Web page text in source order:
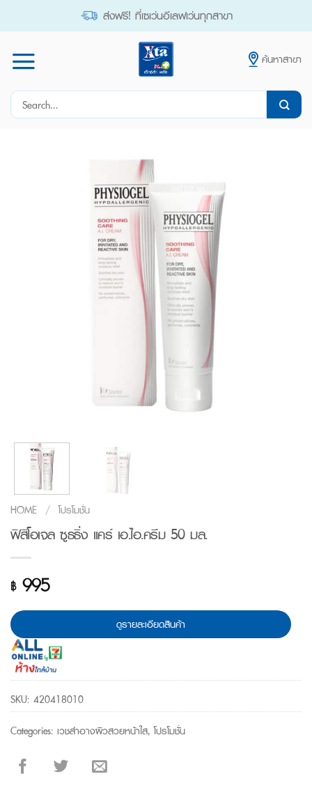
ส่งฟรี! ที่เซเว่นอีเลฟเว่นทุกสาขา
ค้นหาสาขา
Search
HOME / โปรโมชั่น
ฟิสิโอเจล ซูธธิ่ง แคร์ เอ.ไอ.ครีม 50 มล.
฿995
ดูรายละเอียดสินค้า
SKU: 420418010
Categories: เวชสำอางผิวสวยหน้าใส,โปรโมชั่น